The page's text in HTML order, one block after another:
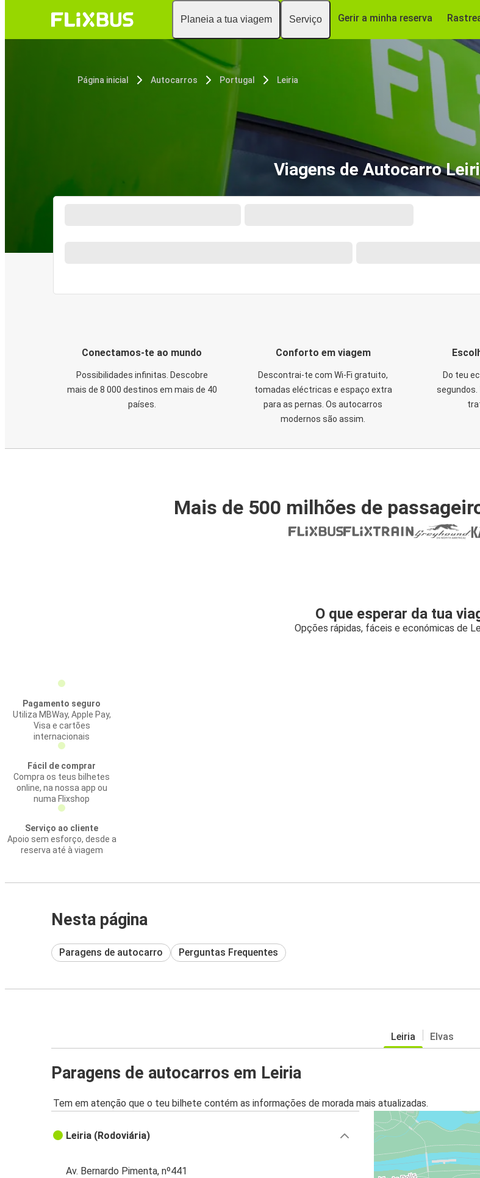
Planeia a tua viagem Serviço Gerir a minha reserva
Página inicial Autocarros Portugal Leiria
Viagens de Autocarro
Conectamos-te ao mundo
Possibilidades infinitas. Descobre
mais de 8 000 destinos em mais de 40
países.
Conforto em viagem
Descontrai-te com Wi-Fi gratuito,
tomadas eléctricas e espaço extra
para as pernas. Os autocarros
modernos são assim.
Do teu
segundos.
Mais de 500 milhões de
O que esperar da tua
Opções rápidas, fáceis e económicas de
Pagamento seguro
Utiliza MBWay, Apple Pay,
Visa e cartões
internacionais
Fácil de comprar
Compra os teus bilhetes
online, na nossa app ou
numa Flixshop
Serviço ao cliente
Apoio sem esforço, desde a
reserva até à viagem
Nesta página
Paragens de autocarro Perguntas Frequentes
Leiria Elvas
Paragens de autocarros em Leiria
Tem em atenção que o teu bilhete contém as informações de morada mais atualizadas.
Leiria (Rodoviária)
Av. Bernardo Pimenta, nº441